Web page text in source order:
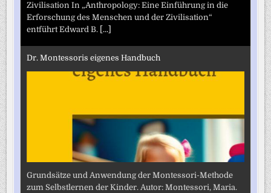
Zivilisation In „Anthropology: Eine Einführung in die
Erforschung des Menschen und der Zivilisation“
entführt Edward B. [...]
Dr. Montessoris eigenes Handbuch
Grundsätze und Anwendung der Montessori-Methode
zum Selbstlernen der Kinder. Autor: Montessori, Maria.